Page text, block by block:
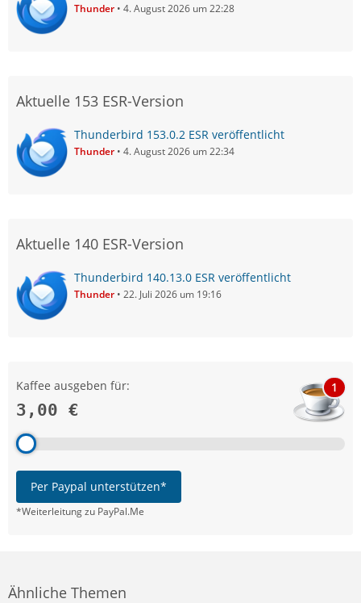
Thunder 4. August 2026 um 22:28
Aktuelle 153 ESR-Version
Thunderbird 153.0.2 ESR veröffentlicht
Thunder 4. August 2026 um 22:34
Aktuelle 140 ESR-Version
Thunderbird 140.13.0 ESR veröffentlicht
Thunder 22. Juli 2026 um 19:16
Kaffee ausgeben für:
3,00 €
1
Per Paypal unterstützen*
*Weiterleitung zu PayPal.Me
Ähnliche Themen